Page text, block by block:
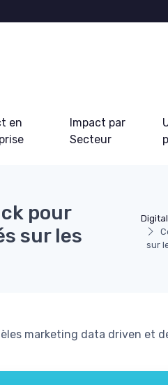
en
Impact par
Secteur
sur
pour
sur les
marketing data driven et